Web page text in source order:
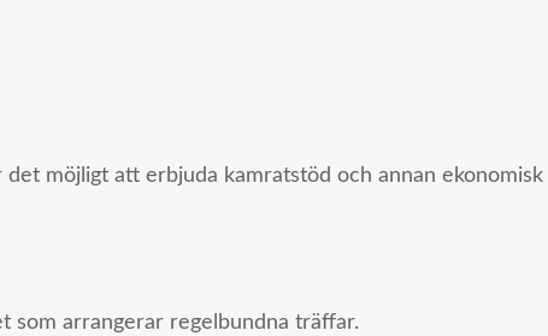
möjligt att erbjuda kamratstöd och annan ekonomisk
som arrangerar regelbundna träffar.